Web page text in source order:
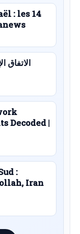
: les 14
الاتفاق
Decoded |
:
Iran